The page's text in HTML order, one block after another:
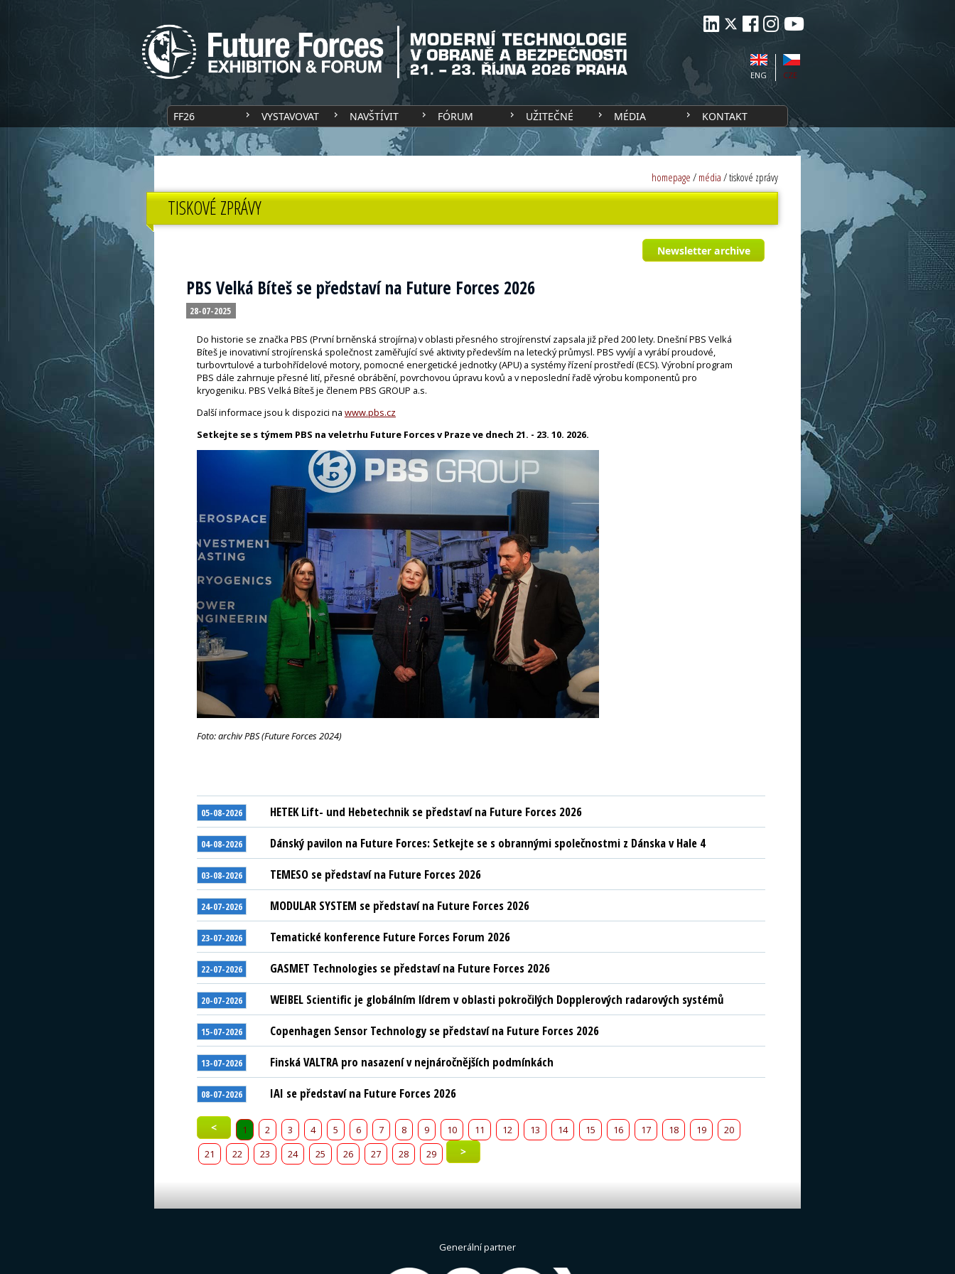
CZE
ENG
FF26 VYSTAVOVAT NAVŠTÍVIT FÓRUM UŽITEČNÉ MÉDIA KONTAKT
homepage/média/tiskové zprávy
TISKOVÉ ZPRÁVY
Newsletter archive
PBS Velká Bíteš se představí na Future Forces 2026
28-07-2025
Do historie se značka PBS (První brněnská strojírna) v oblasti přesného strojírenství zapsala již před 200 lety. Dnešní PBS Velká
Bíteš je inovativní strojírenská společnost zaměřující své aktivity především na letecký průmysl. PBS vyvíjí a vyrábí proudové,
turbovrtulové a turbohřídelové motory, pomocné energetické jednotky (APU) a systémy řízení prostředí (ECS). Výrobní program
PBS dále zahrnuje přesné lití, přesné obrábění, povrchovou úpravu kovů a v neposlední řadě výrobu komponentů pro
kryogeniku. PBS Velká Bíteš je členem PBS GROUP a.s.
Další informace jsou k dispozici na www.pbs.cz
Setkejte se s týmem PBS na veletrhu Future Forces v Praze ve dnech 21. - 23. 10. 2026.
Foto: archiv PBS (Future Forces 2024)
05-08-2026 HETEK Lift- und Hebetechnik se představí na Future Forces 2026
04-08-2026 Dánský pavilon na Future Forces: Setkejte se s obrannými společnostmi z Dánska v Hale 4
03-08-2026 TEMESO se představí na Future Forces 2026
24-07-2026 MODULAR SYSTEM se představí na Future Forces 2026
23-07-2026 Tematické konference Future Forces Forum 2026
22-07-2026 GASMET Technologies se představí na Future Forces 2026
20-07-2026 WEIBEL Scientific je globálním lídrem v oblasti pokročilých Dopplerových radarových systémů
15-07-2026 Copenhagen Sensor Technology se představí na Future Forces 2026
13-07-2026 Finská VALTRA pro nasazení v nejnáročnějších podmínkách
08-07-2026 IAI se představí na Future Forces 2026
< 1 2 3 4 5 6 7 8 9 10 11 12 13 14 15 16 17 18 19
20
21
22 23 24 25 26 27 28 29 >
Generální partner